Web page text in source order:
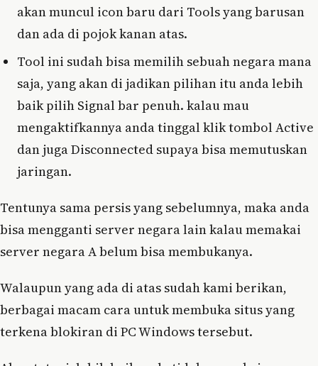
akan muncul icon baru dari Tools yang barusan
dan ada di pojok kanan atas.
Tool ini sudah bisa memilih sebuah negara mana
saja, yang akan di jadikan pilihan itu anda lebih
baik pilih Signal bar penuh. kalau mau
mengaktifkannya anda tinggal klik tombol Active
dan juga Disconnected supaya bisa memutuskan
jaringan.
Tentunya sama persis yang sebelumnya, maka anda
bisa mengganti server negara lain kalau memakai
server negara A belum bisa membukanya.
Walaupun yang ada di atas sudah kami berikan,
berbagai macam cara untuk membuka situs yang
terkena blokiran di PC Windows tersebut.